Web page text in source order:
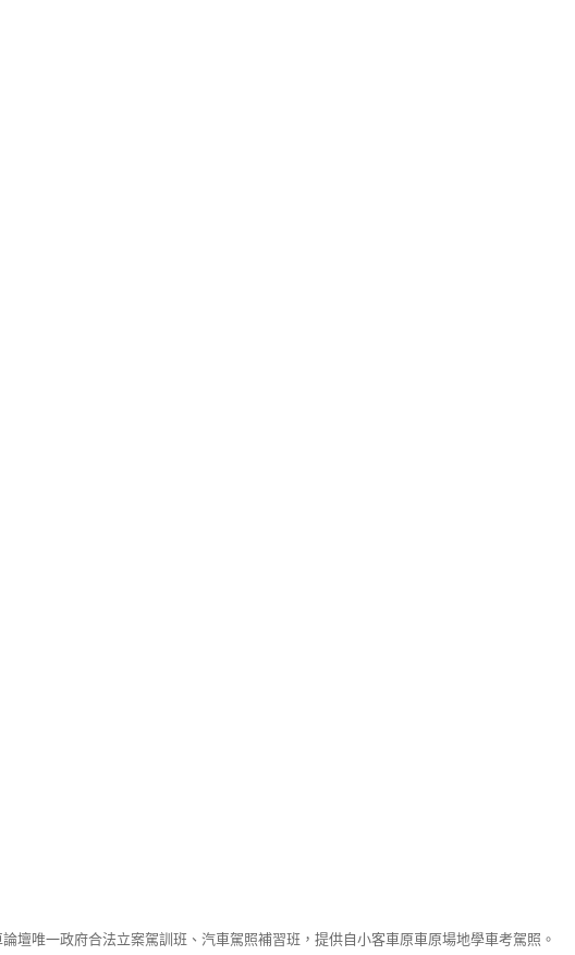
論壇唯一政府合法立案駕訓班、汽車駕照補習班，提供自小客車原車原場地學車考駕照。